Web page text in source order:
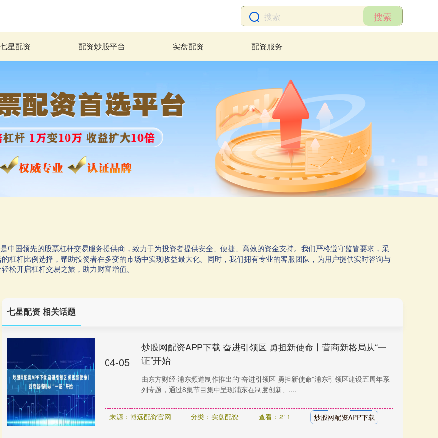
搜索
星配资 配资炒股平台 实盘配资 配资服务
中国领先的股票杠杆交易服务提供商，致力于为投资者提供安全、便捷、高效的资金支持。我们严格遵守监管要求，采
杠杆比例选择，帮助投资者在多变的市场中实现收益最大化。同时，我们拥有专业的客服团队，为用户提供实时咨询与
松开启杠杆交易之旅，助力财富增值。
七星配资 相关话题
04-05
炒股网配资APP下载 奋进引领区 勇担新使命丨营商新格局从“一
证”开始
由东方财经·浦东频道制作推出的“奋进引领区 勇担新使命”浦东引领区建设五周年系
列专题，通过8集节目集中呈现浦东在制度创新、....
来源：博远配资官网 分类：实盘配资 查看：211 炒股网配资APP下载